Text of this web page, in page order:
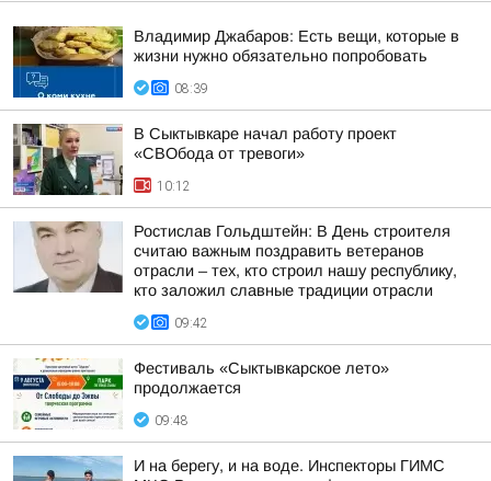
Владимир Джабаров: Есть вещи, которые в
жизни нужно обязательно попробовать
08:39
В Сыктывкаре начал работу проект
«СВОбода от тревоги»
10:12
Ростислав Гольдштейн: В День строителя
считаю важным поздравить ветеранов
отрасли – тех, кто строил нашу республику,
кто заложил славные традиции отрасли
09:42
Фестиваль «Сыктывкарское лето»
продолжается
09:48
И на берегу, и на воде. Инспекторы ГИМС